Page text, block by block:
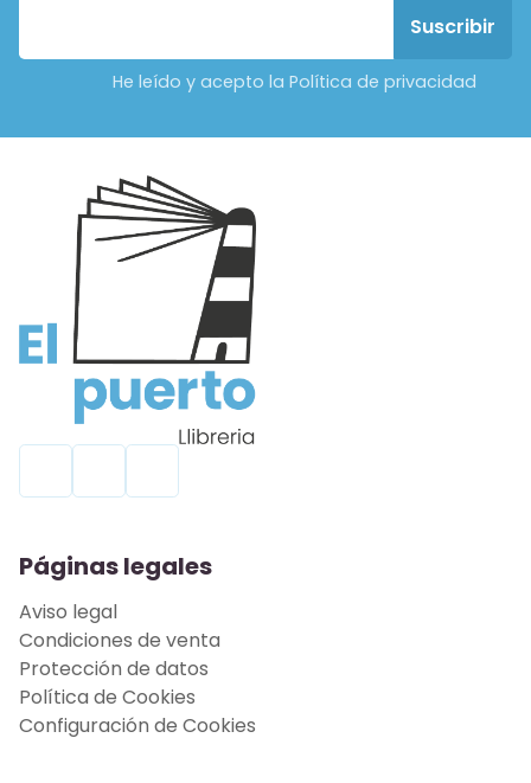
He leído y acepto la Política de privacidad
Páginas legales
Aviso legal
Condiciones de venta
Protección de datos
Política de Cookies
Configuración de Cookies